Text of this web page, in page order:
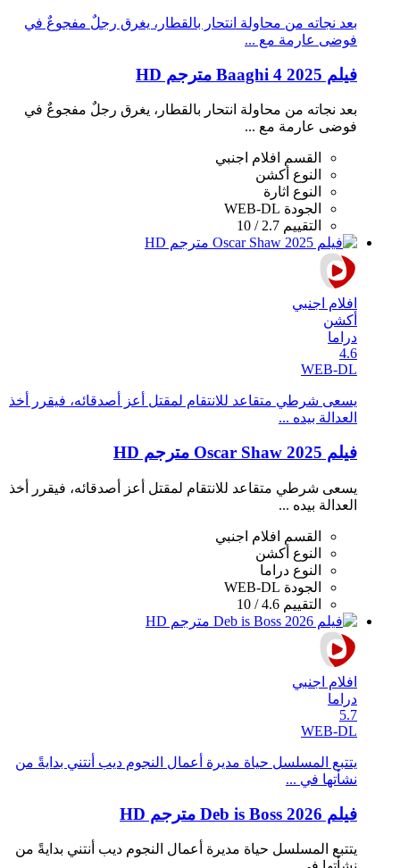
بعد نجاته من محاولة انتحار بالقطار، يغرق رجلٌ مفجوعٌ في
فوضى عارمة مع ...
فيلم Baaghi 4 2025 مترجم HD
بعد نجاته من محاولة انتحار بالقطار، يغرق رجلٌ مفجوعٌ في
فوضى عارمة مع ...
القسم
افلام اجنبي
النوع أكشن
النوع اثارة
الجودة WEB-DL
التقييم 2.7 / 10
افلام اجنبي
أكشن
دراما
4.6
WEB-DL
يسعى شرطي متقاعد للانتقام لمقتل أعز أصدقائه، فيقرر أخذ
العدالة بيده ...
فيلم Oscar Shaw 2025 مترجم HD
يسعى شرطي متقاعد للانتقام لمقتل أعز أصدقائه، فيقرر أخذ
العدالة بيده ...
القسم
افلام اجنبي
النوع أكشن
النوع دراما
الجودة WEB-DL
التقييم 4.6 / 10
افلام اجنبي
دراما
5.7
WEB-DL
يتتبع المسلسل حياة مديرة أعمال النجوم ديب أنتني بدايةً من
نشأتها في ...
فيلم Deb is Boss 2026 مترجم HD
يتتبع المسلسل حياة مديرة أعمال النجوم ديب أنتني بدايةً من